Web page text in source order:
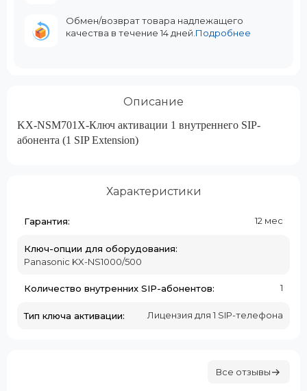
Обмен/возврат товара надлежащего
качества в течение 14 дней. Подробнее
Описание
KX-NSM701X-Ключ активации 1 внутреннего SIP-
абонента (1 SIP Extension)
Характеристики
Гарантия: 12 мес
Ключ-опции для оборудования:
Panasonic KX-NS1000/500
Количество внутренних SIP-абонентов: 1
Тип ключа активации: Лицензия для 1 SIP-телефона
Все отзывы